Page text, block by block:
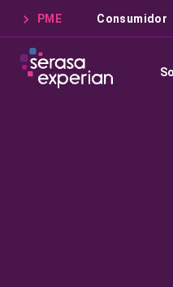
PME Consumidor